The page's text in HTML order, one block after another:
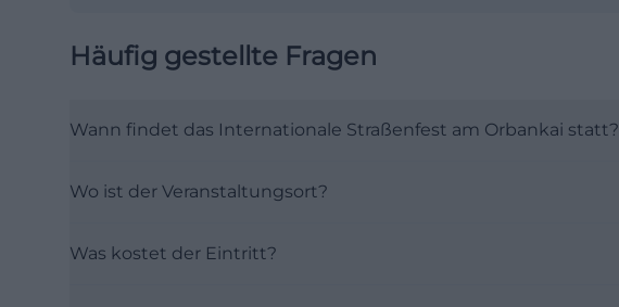
Häufig gestellte Fragen
Wann findet das Internationale Straßenfest am Orbankai statt?
Wo ist der Veranstaltungsort?
Was kostet der Eintritt?